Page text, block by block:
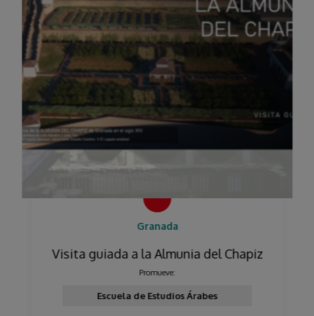
Granada
Visita guiada a la Almunia del Chapiz
Promueve:
Escuela de Estudios Árabes